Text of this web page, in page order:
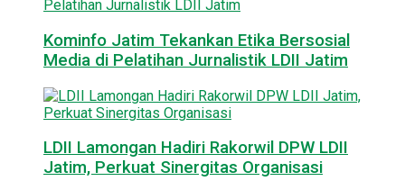
Kominfo Jatim Tekankan Etika Bersosial
Media di Pelatihan Jurnalistik LDII Jatim
LDII Lamongan Hadiri Rakorwil DPW LDII
Jatim, Perkuat Sinergitas Organisasi